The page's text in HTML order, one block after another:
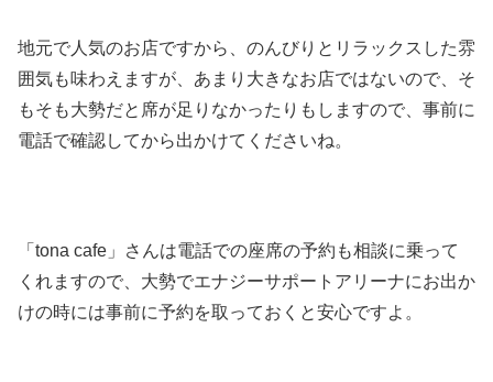
地元で人気のお店ですから、のんびりとリラックスした雰
囲気も味わえますが、あまり大きなお店ではないので、そ
もそも大勢だと席が足りなかったりもしますので、事前に
電話で確認してから出かけてくださいね。
「tona cafe」さんは電話での座席の予約も相談に乗って
くれますので、大勢でエナジーサポートアリーナにお出か
けの時には事前に予約を取っておくと安心ですよ。